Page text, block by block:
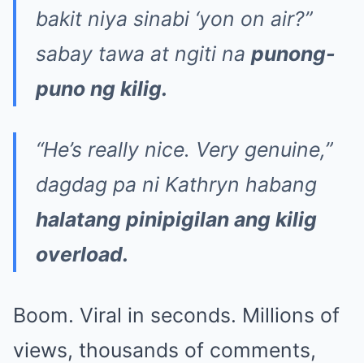
bakit niya sinabi ‘yon on air?”
sabay tawa at ngiti na punong-
puno ng kilig.
“He’s really nice. Very genuine,”
dagdag pa ni Kathryn habang
halatang pinipigilan ang kilig
overload.
Boom. Viral in seconds. Millions of
views, thousands of comments,